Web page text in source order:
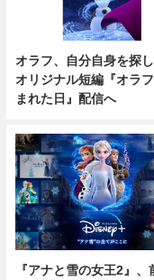
オラフ、自分自身を探
オリジナル短編『オラ
まれた日』配信へ
『アナと雪の女王2』、